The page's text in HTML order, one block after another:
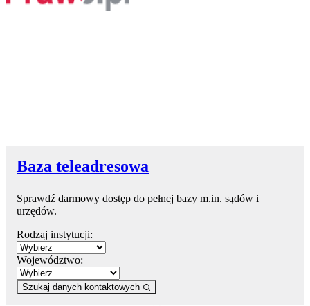
Baza teleadresowa
Sprawdź darmowy dostęp do pełnej bazy m.in. sądów i
urzędów.
Rodzaj instytucji:
Województwo:
Szukaj danych kontaktowych